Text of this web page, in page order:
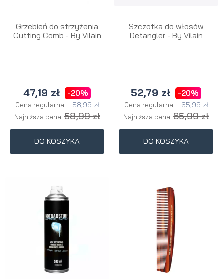
Grzebień do strzyżenia
Cutting Comb - By Vilain
47,19 zł -20%
Cena regularna: 58,99 zł
Najniższa cena:58,99 zł
DO KOSZYKA
Szczotka do włosów
Detangler - By Vilain
52,79 zł -20%
Cena regularna: 65,99 zł
Najniższa cena: 65,99 zł
DO KOSZYKA